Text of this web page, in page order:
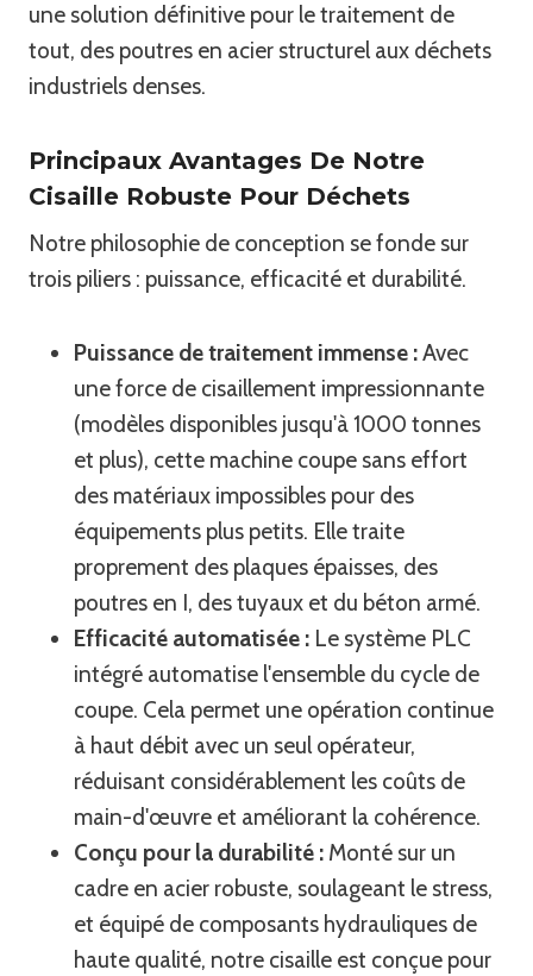
une solution définitive pour le traitement de
tout, des poutres en acier structurel aux déchets
industriels denses.
Principaux Avantages De Notre
Cisaille Robuste Pour Déchets
Notre philosophie de conception se fonde sur
trois piliers : puissance, efficacité et durabilité.
Puissance de traitement immense :Avec
une force de cisaillement impressionnante
(modèles disponibles jusqu'à 1000 tonnes
et plus), cette machine coupe sans effort
des matériaux impossibles pour des
équipements plus petits. Elle traite
proprement des plaques épaisses, des
poutres en I, des tuyaux et du béton armé.
Efficacité automatisée : Le système PLC
intégré automatise l'ensemble du cycle de
coupe. Cela permet une opération continue
à haut débit avec un seul opérateur,
réduisant considérablement les coûts de
main-d'œuvre et améliorant la cohérence.
Conçu pour la durabilité : Monté sur un
cadre en acier robuste, soulageant le stress,
et équipé de composants hydrauliques de
haute qualité, notre cisaille est conçue pour